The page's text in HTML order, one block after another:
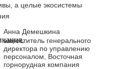
а целые экосистемы
Анна Демешкина
заместитель генерального
директора по управлению
персоналом, Восточная
горнорудная компания